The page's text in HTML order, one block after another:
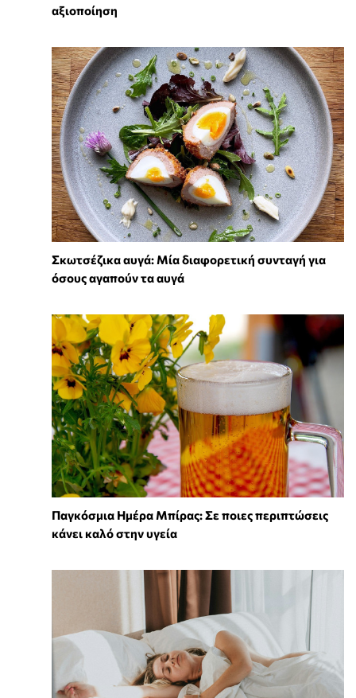
αξιοποίηση
Σκωτσέζικα αυγά: Μία διαφορετική συνταγή για
όσους αγαπούν τα αυγά
Παγκόσμια Ημέρα Μπίρας: Σε ποιες περιπτώσεις
κάνει καλό στην υγεία